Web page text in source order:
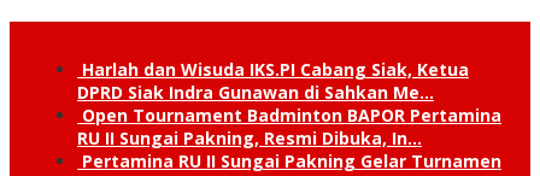
Harlah dan Wisuda IKS.PI Cabang Siak, Ketua
DPRD Siak Indra Gunawan di Sahkan Me…
Open Tournament Badminton BAPOR Pertamina
RU II Sungai Pakning, Resmi Dibuka, In…
Pertamina RU II Sungai Pakning Gelar Turnamen